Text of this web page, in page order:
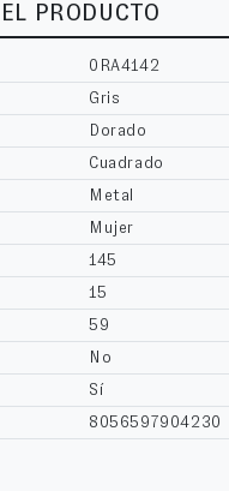
PRODUCTO
0RA4142
Gris
Dorado
Cuadrado
Metal
Mujer
145
15
59
No
Sí
8056597904230